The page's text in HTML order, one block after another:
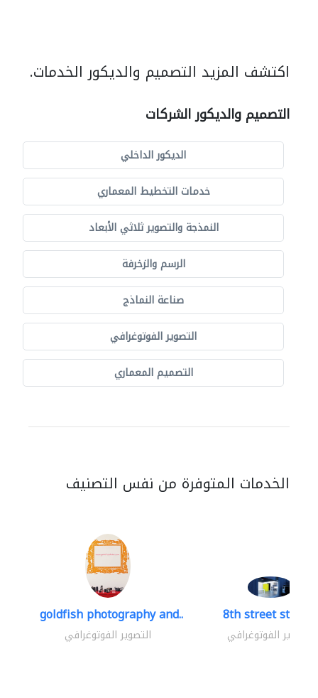
اكتشف المزيد التصميم والديكور الخدمات.
التصميم والديكور الشركات
الديكور الداخلي
خدمات التخطيط المعماري
النمذجة والتصوير ثلاثي الأبعاد
الرسم والزخرفة
صناعة النماذج
التصوير الفوتوغرافي
التصميم المعماري
الخدمات المتوفرة من نفس التصنيف
goldfish photography and..
التصوير الفوتوغرافي
8th street studios
التصوير الفوتوغرافي